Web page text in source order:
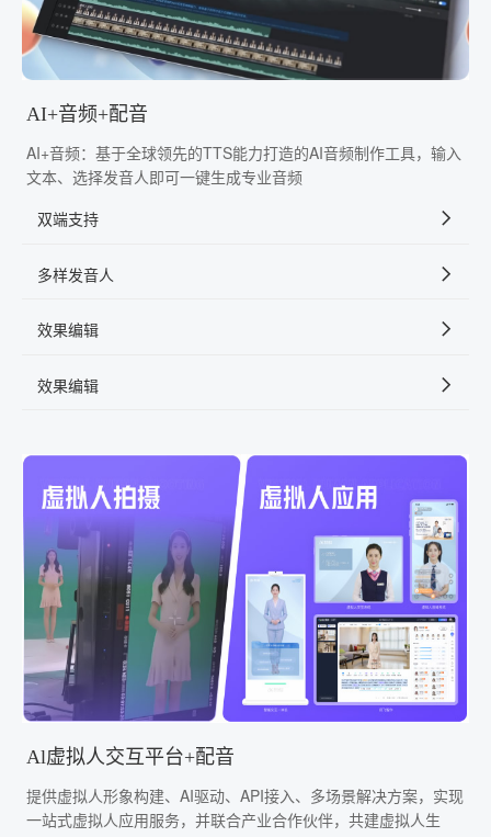
AI+音频+配音
AI+音频：基于全球领先的TTS能力打造的AI音频制作工具，输入
文本、选择发音人即可一键生成专业音频
双端支持
多样发音人
效果编辑
效果编辑
Al虚拟人交互平台+配音
提供虚拟人形象构建、AI驱动、API接入、多场景解决方案，实现
一站式虚拟人应用服务，并联合产业合作伙伴，共建虚拟人生